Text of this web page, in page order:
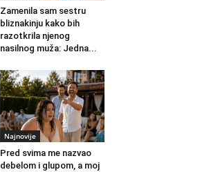
Zamenila sam sestru
bliznakinju kako bih
razotkrila njenog
nasilnog muža: Jedna...
Najnovije
Pred svima me nazvao
debelom i glupom, a moj